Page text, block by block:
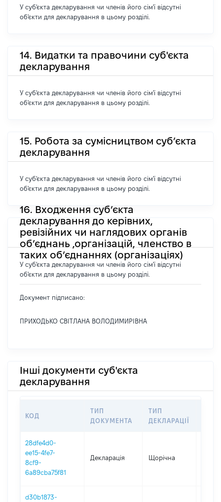
У суб'єкта декларування чи членів його сім'ї відсутні
об'єкти для декларування в цьому розділі.
14. Видатки та правочини суб'єкта
декларування
У суб'єкта декларування чи членів його сім'ї відсутні
об'єкти для декларування в цьому розділі.
15. Робота за сумісництвом суб’єкта
декларування
У суб'єкта декларування чи членів його сім'ї відсутні
об'єкти для декларування в цьому розділі.
16. Входження суб’єкта
декларування до керівних,
ревізійних чи наглядових органів
об’єднань ,організацій, членство в
таких об’єднаннях (організаціях)
У суб'єкта декларування чи членів його сім'ї відсутні
об'єкти для декларування в цьому розділі.
Документ підписано:
ПРИХОДЬКО СВІТЛАНА ВОЛОДИМИРІВНА
Інші документи суб'єкта
декларування
КОД
ТИП
ДОКУМЕНТА
ТИП
ДЕКЛАРАЦІЇ
28dfe4d0-
ee15-4fe7-
8cf9-
6a89cba75f81
Декларація Щорічна
d30b1873-